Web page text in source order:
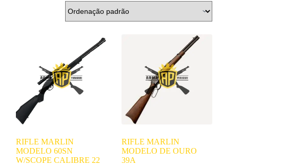
RIFLE MARLIN
MODELO 60SN
W/SCOPE CALIBRE 22
RIFLE MARLIN
MODELO DE OURO
39A